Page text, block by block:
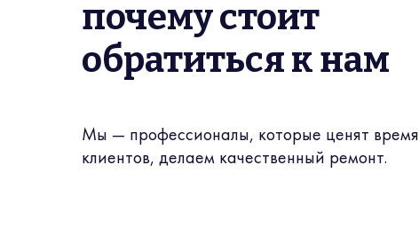
почему стоит
обратиться к нам
Мы — профессионалы, которые ценят время
клиентов, делаем качественный ремонт.